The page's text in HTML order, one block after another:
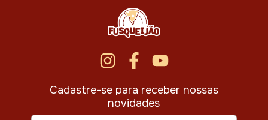
Cadastre-se para receber nossas
novidades